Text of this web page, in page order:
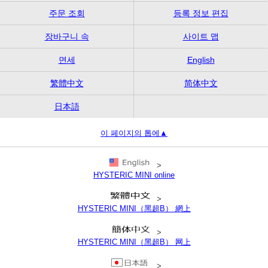
주문 조회 등록 정보 편집
장바구니 속 사이트 맵
면세 English
繁體中文 简体中文
日本語
이 페이지의 톱에▲
>
HYSTERIC MINI online
>
HYSTERIC MINI（黑超B） 網上
>
HYSTERIC MINI（黑超B） 网上
>